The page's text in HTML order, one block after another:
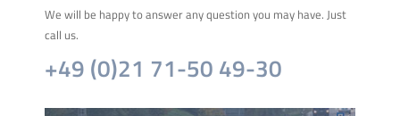
We will be happy to answer any question you may have. Just
call us.
+49 (0)21 71-50 49-30